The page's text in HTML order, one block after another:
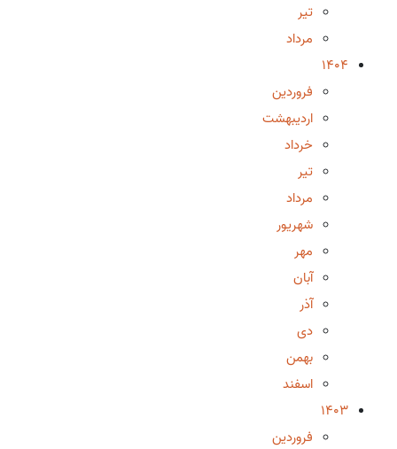
تیر
مرداد
1404
فروردین
اردیبهشت
خرداد
تیر
مرداد
شهریور
مهر
آبان
آذر
دی
بهمن
اسفند
1403
فروردین